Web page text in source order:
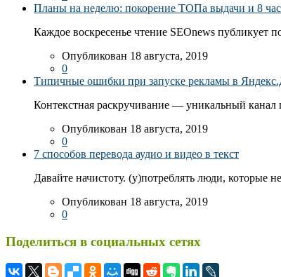
Планы на неделю: покорение ТОПа выдачи и 8
Каждое воскресенье чтение SEOnews публикует
Опубликован 18 августа, 2019
0
Типичные ошибки при запуске рекламы в
Контекстная раскручивание — уникальный канал
Опубликован 18 августа, 2019
0
7 способов перевода аудио и видео в текст
Давайте начистоту. (у)потреблять люди, которые
Опубликован 18 августа, 2019
0
Поделиться в социальных сетях